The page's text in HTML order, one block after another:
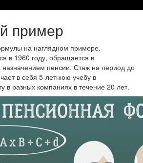
пример
на наглядном примере.
в 1960 году, обращается в
пенсии. Стаж на период до
в себя 5-летнюю учебу в
в разных компаниях в течение 20 лет.